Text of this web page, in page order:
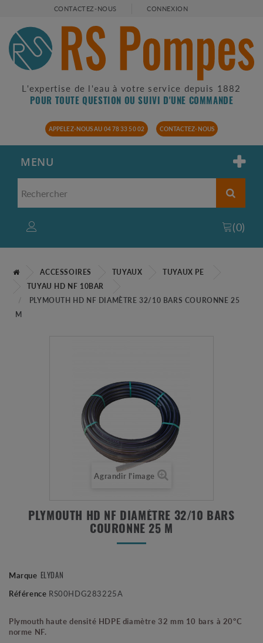
CONTACTEZ-NOUS CONNEXION
L'expertise de l'eau à votre service depuis 1882
POUR TOUTE QUESTION OU SUIVI D'UNE COMMANDE
APPELEZ-NOUS AU 04 78 33 50 02 CONTACTEZ-NOUS
MENU
(0)
ACCESSOIRES TUYAUX
TUYAUX PE
TUYAU HD NF 10BAR
PLYMOUTH HD NF DIAMÈTRE 32/10 BARS COURONNE 25
M
Agrandir l'image
PLYMOUTH HD NF DIAMÈTRE 32/10 BARS
COURONNE 25 M
Marque ELYDAN
Référence RS00HDG283225A
Plymouth haute densité HDPE diamètre 32 mm 10 bars à 20°C
norme NF.